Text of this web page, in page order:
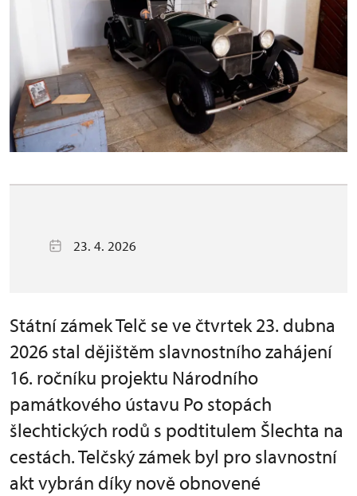
23. 4. 2026
Státní zámek Telč se ve čtvrtek 23. dubna
2026 stal dějištěm slavnostního zahájení
16. ročníku projektu Národního
památkového ústavu Po stopách
šlechtických rodů s podtitulem Šlechta na
cestách. Telčský zámek byl pro slavnostní
akt vybrán díky nově obnovené